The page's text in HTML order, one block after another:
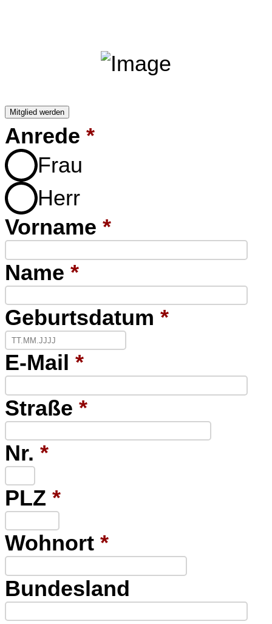
Mitglied werden
Anrede *
Frau
Herr
Vorname *
Name *
Geburtsdatum *
E-Mail *
Straße *
Nr. *
PLZ *
Wohnort *
Bundesland